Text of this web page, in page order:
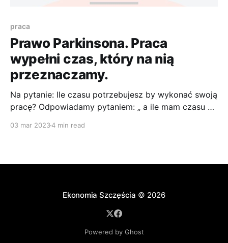
praca
Prawo Parkinsona. Praca
wypełni czas, który na nią
przeznaczamy.
Na pytanie: Ile czasu potrzebujesz by wykonać swoją
pracę? Odpowiadamy pytaniem: „ a ile mam czasu by
03 mar 20234 min read
Ekonomia Szczęścia © 2026
Powered by Ghost